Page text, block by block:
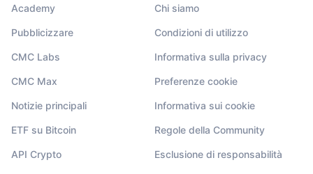
Academy
Pubblicizzare
CMC Labs
CMC Max
Notizie principali
ETF su Bitcoin
API Crypto
Chi siamo
Condizioni di utilizzo
Informativa sulla privacy
Preferenze cookie
Informativa sui cookie
Regole della Community
Esclusione di responsabilità